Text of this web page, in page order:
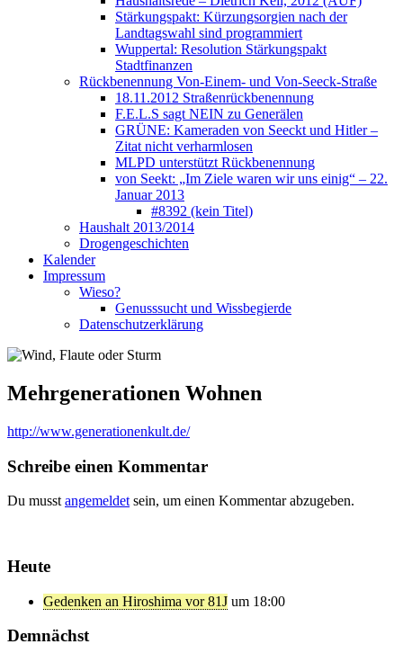
Stärkungspakt: Kürzungsorgien nach der
Landtagswahl sind programmiert
Wuppertal: Resolution Stärkungspakt
Stadtfinanzen
Rückbenennung Von-Einem- und Von-Seeck-Straße
18.11.2012 Straßenrückbenennung
F.E.L.S sagt NEIN zu Generälen
GRÜNE: Kameraden von Seeckt und Hitler –
Zitat nicht verharmlosen
MLPD unterstützt Rückbenennung
von Seekt: „Im Ziele waren wir uns einig“ – 22.
Januar 2013
#8392 (kein Titel)
Haushalt 2013/2014
Drogengeschichten
Kalender
Impressum
Wieso?
Genusssucht und Wissbegierde
Datenschutzerklärung
Mehrgenerationen Wohnen
http://www.generationenkult.de/
Schreibe einen Kommentar
Du musst angemeldet sein, um einen Kommentar abzugeben.
Heute
Gedenken an Hiroshima vor 81J um 18:00
Demnächst